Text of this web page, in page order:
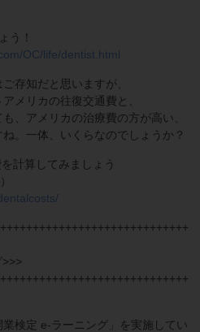
う！
OC/life/dentist.html
存知だと思いますが、
メリカの往復交通費と、
、アメリカの治療費の方が高い、
。一体、いくらなのでしょうか？
計算してみましょう
検定 e-ラーニング」を実施してい